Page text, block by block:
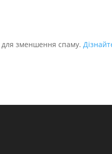
для зменшення спаму.